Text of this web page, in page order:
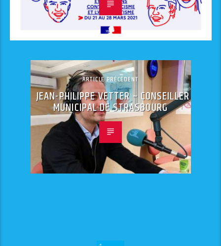
ARTICLE PRÉCÉDENT
JEAN-PHILIPPE VETTER – CONSEILLER
MUNICIPAL DE STRASBOURG